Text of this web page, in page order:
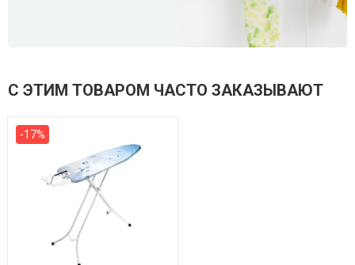
С ЭТИМ ТОВАРОМ ЧАСТО ЗАКАЗЫВАЮТ
-17%